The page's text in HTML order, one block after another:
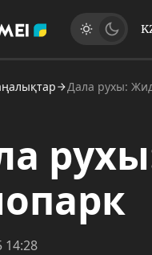
Дала рухы:
14:28